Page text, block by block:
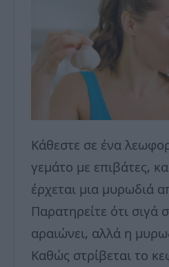
Κάθεστε σε ένα
γεμάτο με επιβάτες,
έρχεται μια μυρωδιά
Παρατηρείτε ότι σιγά
αραιώνει, αλλά η
Καθώς στρίβεται το